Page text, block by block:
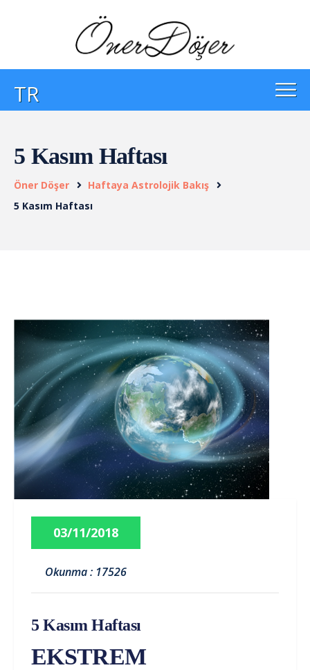
TR
5 Kasım Haftası
Öner Döşer
Haftaya Astrolojik Bakış
5 Kasım Haftası
03/11/2018
Okunma : 17526
5 Kasım Haftası
EKSTREM